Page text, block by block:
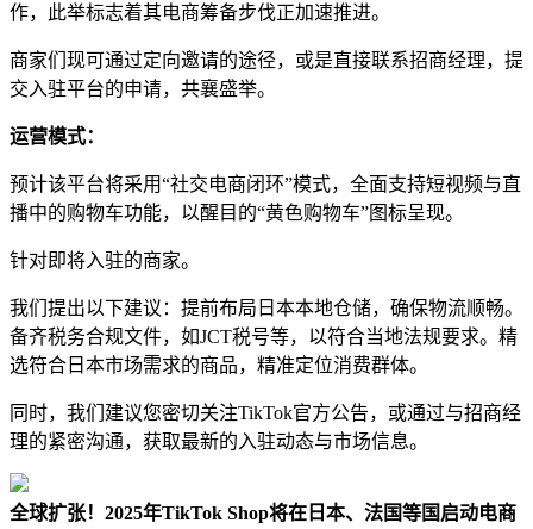
作，此举标志着其电商筹备步伐正加速推进。
商家们现可通过定向邀请的途径，或是直接联系招商经理，提
交入驻平台的申请，共襄盛举。
运营模式：
预计该平台将采用“社交电商闭环”模式，全面支持短视频与直
播中的购物车功能，以醒目的“黄色购物车”图标呈现。
针对即将入驻的商家。
我们提出以下建议：提前布局日本本地仓储，确保物流顺畅。
备齐税务合规文件，如JCT税号等，以符合当地法规要求。精
选符合日本市场需求的商品，精准定位消费群体。
同时，我们建议您密切关注TikTok官方公告，或通过与招商经
理的紧密沟通，获取最新的入驻动态与市场信息。
全球扩张！2025年TikTok Shop将在日本、法国等国启动电商